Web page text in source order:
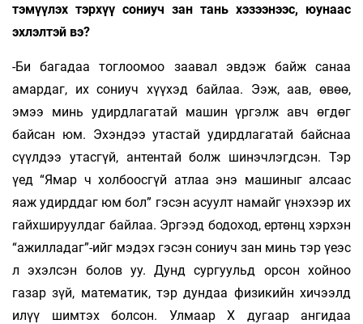
тэмүүлэх тэрхүү сониуч зан тань хэзээнээс, юунаас
эхлэлтэй вэ?
-Би багадаа тоглоомоо заавал эвдэж байж санаа
амардаг, их сониуч хүүхэд байлаа. Ээж, аав, өвөө,
эмээ минь удирдлагатай машин үргэлж авч өгдөг
байсан юм. Эхэндээ утастай удирдлагатай байснаа
сүүлдээ утасгүй, антентай болж шинэчлэгдсэн. Тэр
үед “Ямар ч холбоосгүй атлаа энэ машиныг алсаас
яаж удирддаг юм бол” гэсэн асуулт намайг үнэхээр их
гайхшируулдаг байлаа. Эргээд бодоход, ертөнц хэрхэн
“ажилладаг”-ийг мэдэх гэсэн сониуч зан минь тэр үеэс
л эхэлсэн болов уу. Дунд сургуульд орсон хойноо
газар зүй, математик, тэр дундаа физикийн хичээлд
илүү шимтэх болсон. Улмаар Х дугаар ангидаа